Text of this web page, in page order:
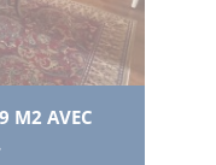
M2 AVEC